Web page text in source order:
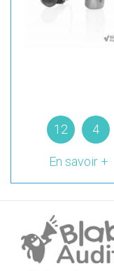
12 4
En savoir +